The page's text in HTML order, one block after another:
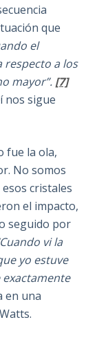
que
el
respecto a los
mayor”. [7]
nos sigue
fue la ola,
No somos
cristales
el impacto,
seguido por
vi la
yo estuve
exactamente
en una